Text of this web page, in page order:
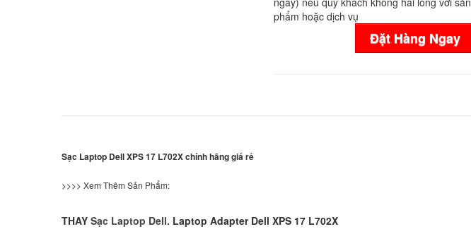
phẩm hoặc dịch vụ
Đặt Hàng Ngay
Sạc Laptop Dell XPS 17 L702X chính hãng giá rẻ
>>>> Xem Thêm Sản Phẩm:
THAY Sạc Laptop Dell. Laptop Adapter Dell XPS 17 L702X